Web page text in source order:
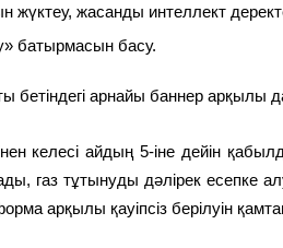
жүктеу, жасанды интеллект
батырмасын басу.
бетіндегі арнайы баннер арқылы
келесі айдың 5-іне дейін
газ тұтынуды дәлірек есепке
арқылы қауіпсіз берілуін